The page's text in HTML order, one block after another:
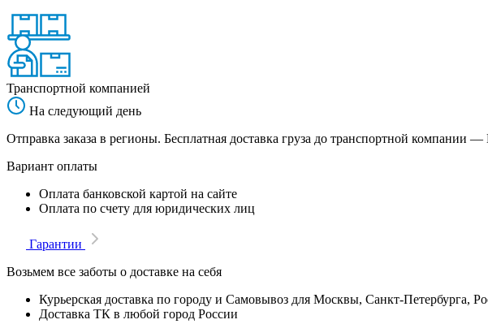
Транспортной компанией
На следующий день
Отправка заказа в регионы. Бесплатная доставка груза до транспортной
Вариант оплаты
Оплата банковской картой на сайте
Оплата по счету для юридических лиц
Гарантии
Возьмем все заботы о доставке на себя
Курьерская доставка по городу и Самовывоз для Москвы, Санкт-Петербурга,
Доставка ТК в любой город России